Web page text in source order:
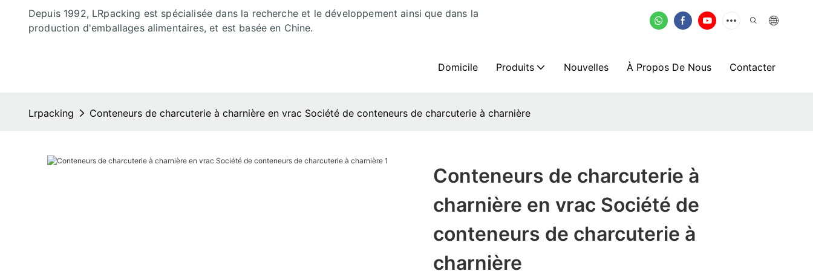
Depuis 1992, LRpacking est spécialisée dans la recherche et le développement ainsi que dans la
production d'emballages alimentaires, et est basée en Chine.
Domicile Produits Nouvelles À Propos De Nous Contacter
Lrpacking Conteneurs de charcuterie à charnière en vrac Société de conteneurs de charcuterie à charnière
Conteneurs de charcuterie à
charnière en vrac Société de
conteneurs de charcuterie à
charnière